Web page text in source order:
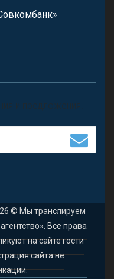
и предложения.
© Мы транслируем
Все права
на сайте гости
сайта не